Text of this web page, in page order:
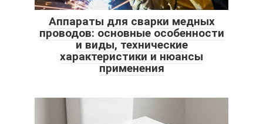
Аппараты для сварки медных
проводов: основные особенности
и виды, технические
характеристики и нюансы
применения